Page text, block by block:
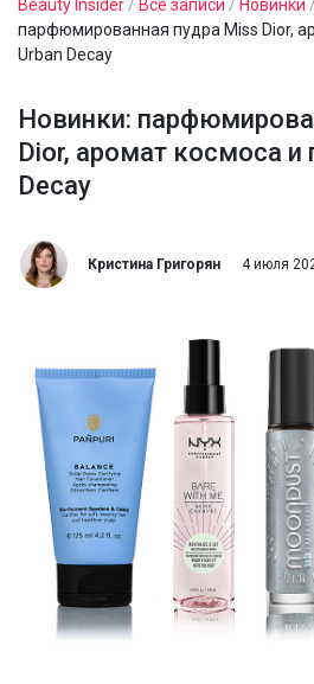
Beauty Insider / Все записи / Новинки /
парфюмированная пудра Miss Dior,
Urban Decay
Новинки:
Dior, аромат космоса и
Decay
Кристина Григорян 4 июля